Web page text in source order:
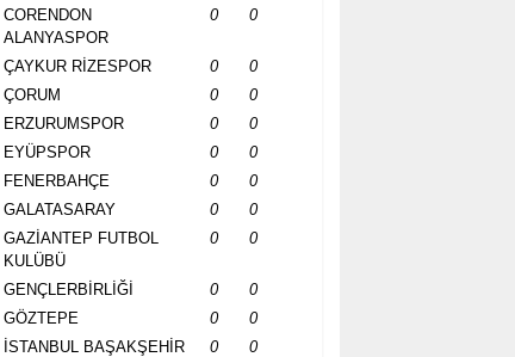
CORENDON
ALANYASPOR
0 0
ÇAYKUR RİZESPOR 0
0
ÇORUM 0
0
ERZURUMSPOR 0
0
EYÜPSPOR 0
0
FENERBAHÇE 0
0
GALATASARAY 0
0
GAZİANTEP FUTBOL
KULÜBÜ
0 0
GENÇLERBİRLİĞİ 0
0
GÖZTEPE 0
0
İSTANBUL BAŞAKŞEHİR 0
0